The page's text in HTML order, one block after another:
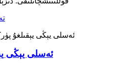
ئەسلى يېڭى